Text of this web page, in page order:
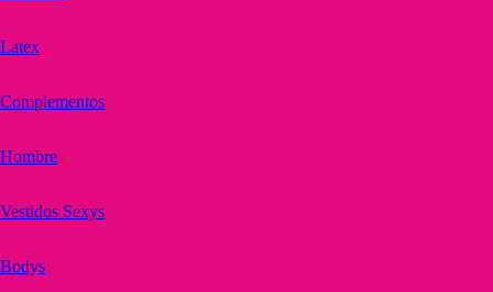
Latex
Complementos
Hombre
Vestidos Sexys
Bodys